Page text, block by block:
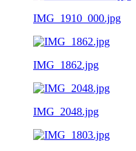
IMG_1910_000.jpg
IMG_1862.jpg
IMG_2048.jpg